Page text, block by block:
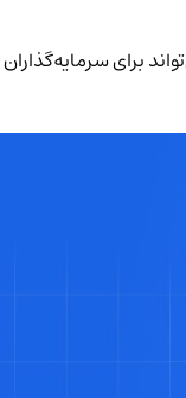
این اطلاعات می‌تواند برای